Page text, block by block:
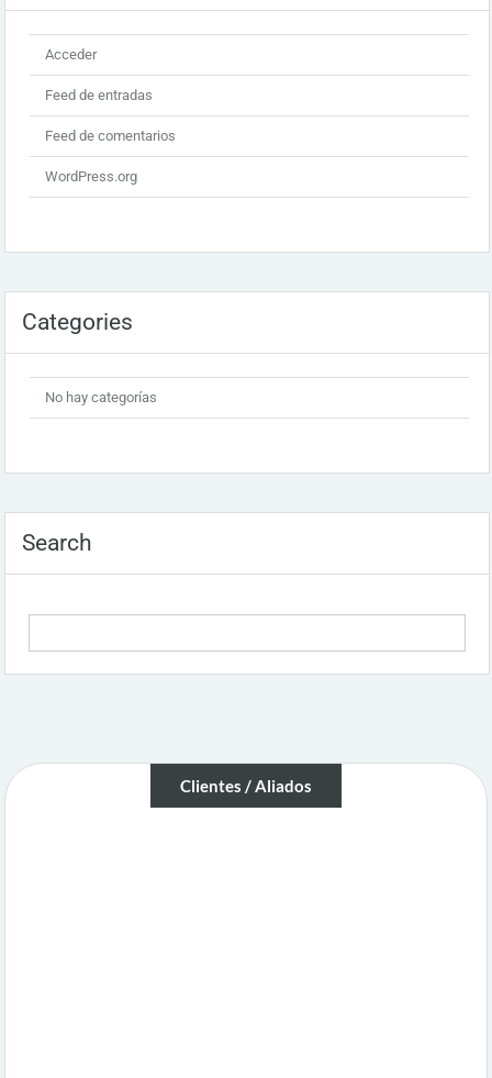
Acceder
Feed de entradas
Feed de comentarios
WordPress.org
Categories
No hay categorías
Search
Clientes / Aliados